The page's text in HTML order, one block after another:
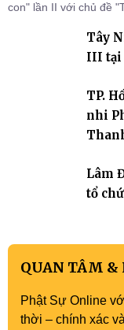
con" lần II với chủ đề
cho hơn 60 tu sinh.
Tây
III tại
TP.
nhi
Lâm
tổ
QUAN TÂM &
Phật Sự Online
thời – chính xác